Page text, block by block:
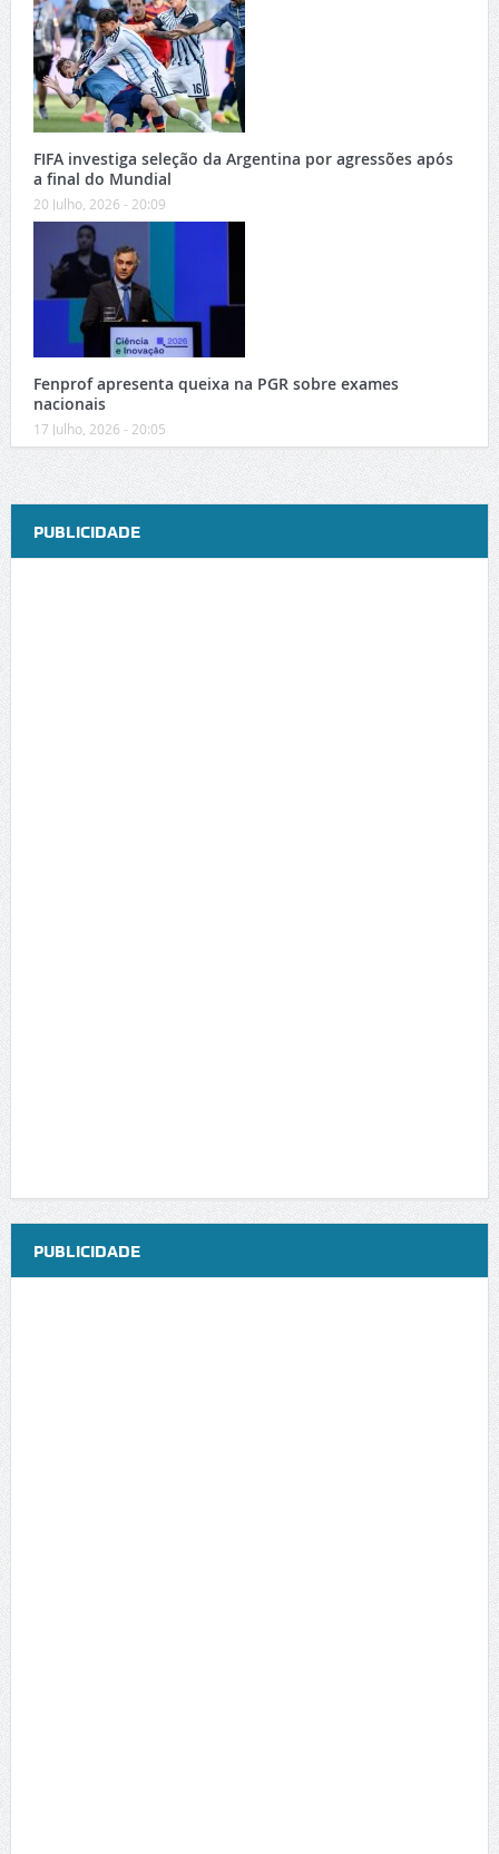
FIFA investiga seleção da Argentina por agressões após
a final do Mundial
20 Julho, 2026 - 20:09
Fenprof apresenta queixa na PGR sobre exames
nacionais
17 Julho, 2026 - 20:05
PUBLICIDADE
PUBLICIDADE